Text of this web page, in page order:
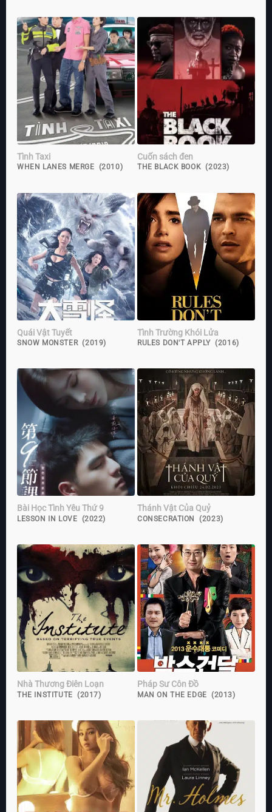
Tình Taxi
WHEN LANES MERGE (2010)
Cuốn sách đen
THE BLACK BOOK (2023)
Quái Vật Tuyết
SNOW MONSTER (2019)
Tình Trường Khói Lửa
RULES DON'T APPLY (2016)
Bài Học Tình Yêu Thứ 9
LESSON IN LOVE (2022)
Thánh Vật Của Quỷ
CONSECRATION (2023)
Nhà Thương Điên Loạn
THE INSTITUTE (2017)
Pháp Sư Côn Đồ
MAN ON THE EDGE (2013)